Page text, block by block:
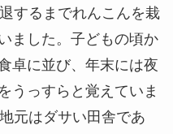
するまでれんこんを栽
ました。子どもの頃か
卓に並び、年末には夜
うっすらと覚えていま
元はダサい田舎であ